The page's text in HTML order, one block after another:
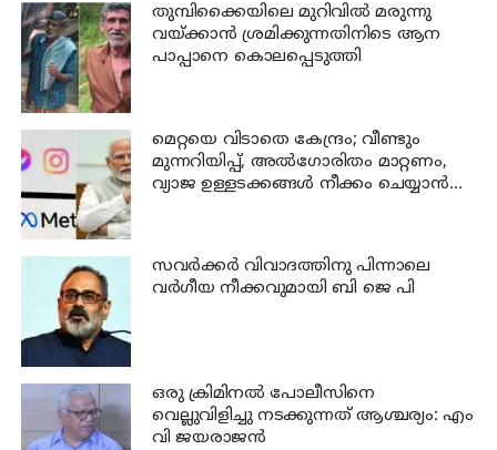
തുമ്പിക്കൈയിലെ മുറിവില്‍ മരുന്നു
വയ്ക്കാന്‍ ശ്രമിക്കുന്നതിനിടെ ആന
പാപ്പാനെ കൊലപ്പെടുത്തി
മെറ്റയെ വിടാതെ കേന്ദ്രം; വീണ്ടും
മുന്നറിയിപ്പ്, അൽഗോരിതം മാറ്റണം,
വ്യാജ ഉള്ളടക്കങ്ങൾ നീക്കം ചെയ്യാൻ
സവര്‍ക്കര്‍ വിവാദത്തിനു പിന്നാലെ
വര്‍ഗീയ നീക്കവുമായി ബി ജെ പി
ഒരു ക്രിമിനല്‍ പോലീസിനെ
വെല്ലുവിളിച്ചു നടക്കുന്നത് ആശ്ചര്യം: എം
വി ജയരാജന്‍